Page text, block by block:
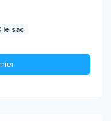
le sac